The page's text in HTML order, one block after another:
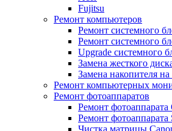
Fujitsu
Ремонт компьютеров
Ремонт системного
Ремонт системного
Upgrade системного
Замена жесткого
Замена накопителя на
Ремонт компьютерных
Ремонт фотоаппаратов
Ремонт фотоаппарата
Ремонт фотоаппарата
Чистка матрицы